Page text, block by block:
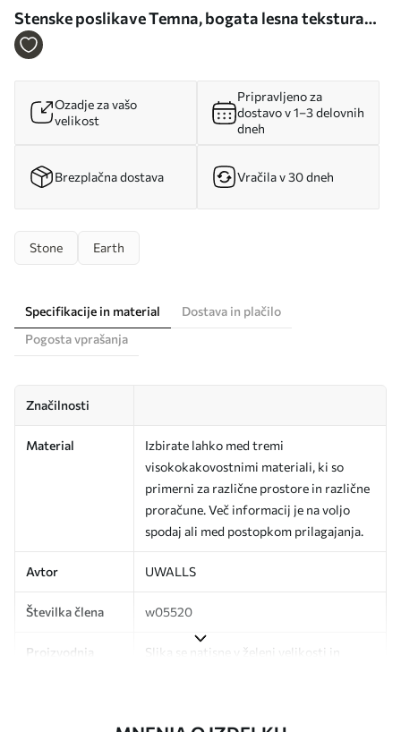
Stenske poslikave Temna, bogata lesna tekstura
Št. w05520
Ozadje za vašo
velikost
Pripravljeno za
dostavo v 1–3 delovnih
dneh
Brezplačna dostava Vračila v 30 dneh
Stone Earth
Specifikacije in material
Dostava in plačilo
Pogosta vprašanja
Značilnosti
Material
Izbirate lahko med tremi
visokokakovostnimi materiali, ki so
primerni za različne prostore in različne
proračune. Več informacij je na voljo
spodaj ali med postopkom prilagajanja.
Avtor UWALLS
Številka člena w05520
Proizvodnja
Slika se natisne v želeni velikosti in